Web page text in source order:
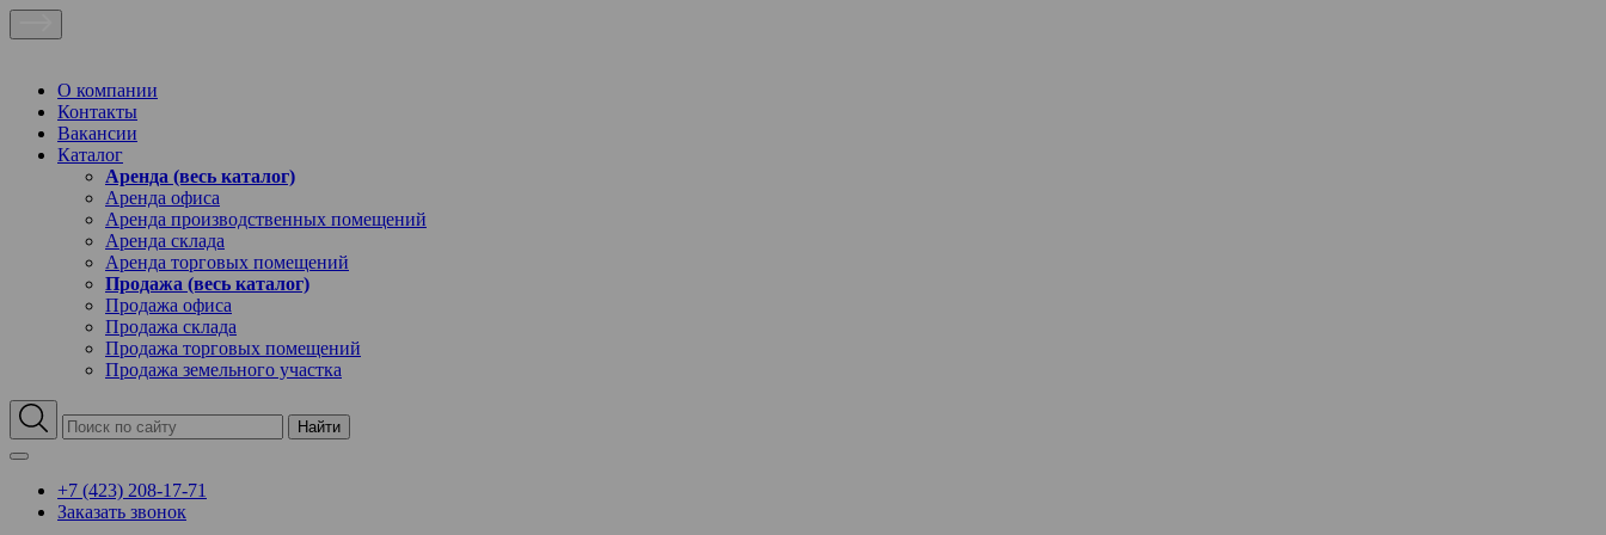
О компании
Контакты
Вакансии
Каталог
Аренда (весь каталог)
Аренда офиса
Аренда производственных помещений
Аренда склада
Аренда торговых помещений
Продажа (весь каталог)
Продажа офиса
Продажа склада
Продажа торговых помещений
Продажа земельного участка
Найти
+7 (423) 208-17-71
Заказать звонок